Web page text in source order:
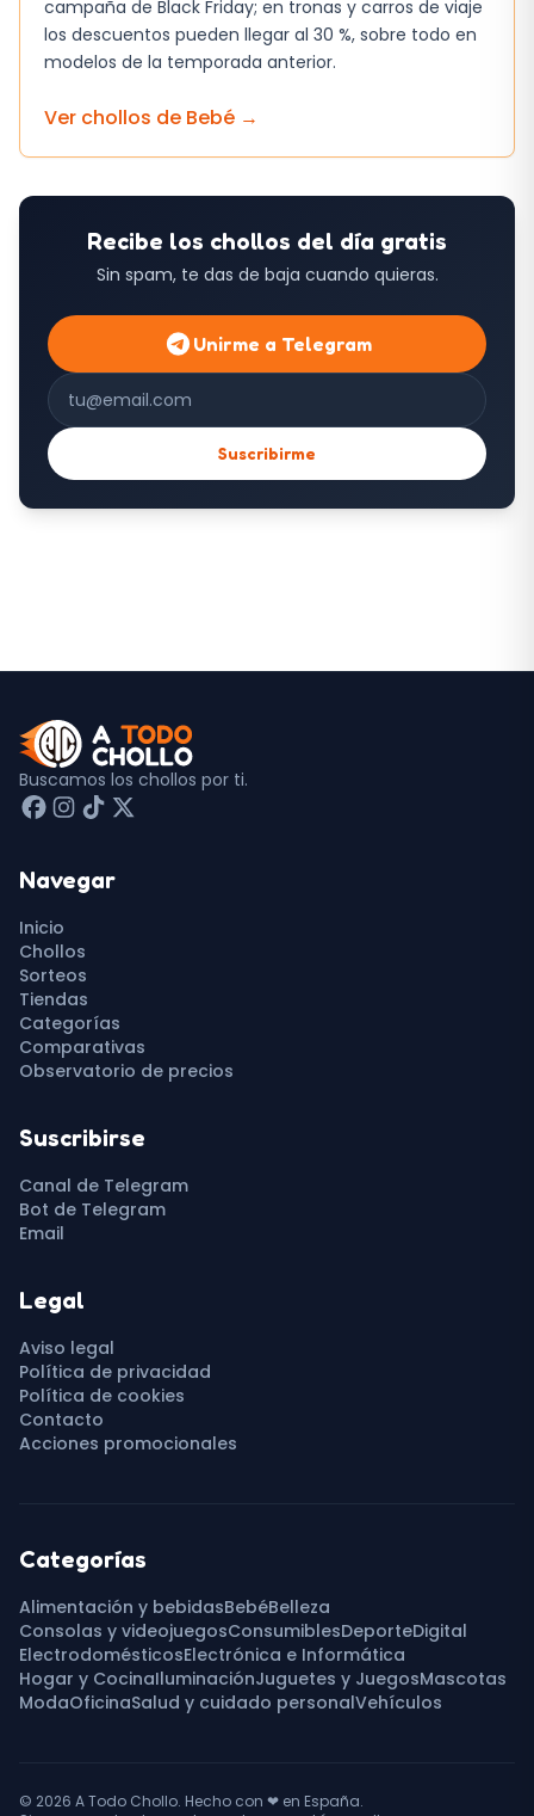
campaña de Black Friday; en tronas y carros de viaje
los descuentos pueden llegar al 30 %, sobre todo en
modelos de la temporada anterior.
Ver chollos de Bebé →
Recibe los chollos del día gratis
Sin spam, te das de baja cuando quieras.
Unirme a Telegram
Correo electrónico
Suscribirme
Buscamos los chollos por ti.
Navegar
Inicio
Chollos
Sorteos
Tiendas
Categorías
Comparativas
Observatorio de precios
Suscribirse
Canal de Telegram
Bot de Telegram
Email
Legal
Aviso legal
Política de privacidad
Política de cookies
Contacto
Acciones promocionales
Categorías
Alimentación y bebidasBebéBelleza
Consolas y videojuegosConsumiblesDeporteDigital
ElectrodomésticosElectrónica e Informática
Hogar y CocinaIluminaciónJuguetes y JuegosMascotas
ModaOficinaSalud y cuidado personalVehículos
© 2026 A Todo Chollo. Hecho con ❤ en España.